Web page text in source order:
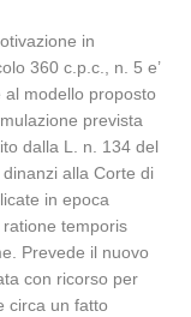
in
360 c.p.c., n. 5 e’
modello proposto
prevista
dalla L. n. 134 del
alla Corte di
in epoca
temporis
Prevede il nuovo
con ricorso per
circa un fatto